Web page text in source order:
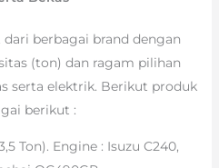
berbagai brand dengan
(ton) dan ragam pilihan
serta elektrik. Berikut produk
berikut :
Ton). Engine : Isuzu C240,